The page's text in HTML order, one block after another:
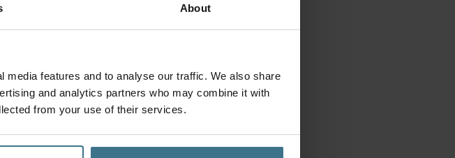
About
features and to analyse our traffic. We also share
and analytics partners who may combine it with
from your use of their services.
delig